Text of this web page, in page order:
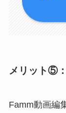
メリット⑤
Famm動画編